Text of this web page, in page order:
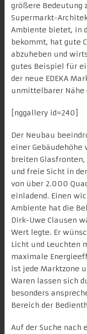
größere Bedeutung
Supermarkt-
Ambiente bietet, in
bekommt, hat gute
abzuheben und
gutes Beispiel für
der neue EDEKA
unmittelbarer Nähe
[nggallery id=240]
Der Neubau
einer Gebäudehöhe
breiten
und freie Sicht in
von über 2.000
einladend. Einen
Ambiente hat die
Dirk-Uwe Clausen
Wert legte. Er
Licht und Leuchten
maximale
ist jede Marktzone
Waren lassen sich
besonders
Bereich der
Auf der Suche